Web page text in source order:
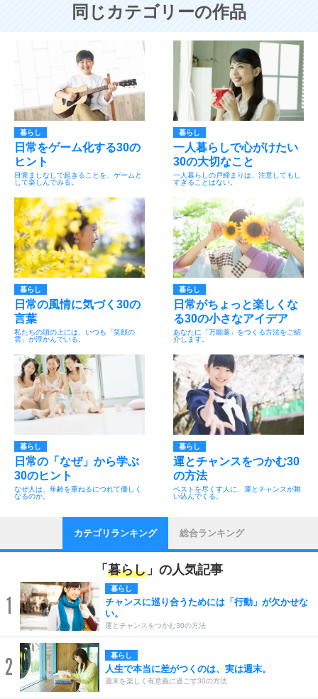
同じカテゴリーの作品
暮らし
日常をゲーム化する30の
ヒント
目覚ましなしで起きることを、ゲームと
して楽しんでみる。
暮らし
一人暮らしで心がけたい
30の大切なこと
一人暮らしの戸締まりは、注意してもし
すぎることはない。
暮らし
日常の風情に気づく30の
言葉
私たちの頭の上には、いつも「笑顔の
雲」が浮かんでいる。
暮らし
日常がちょっと楽しくな
る30の小さなアイデア
あなたに「万能薬」をつくる方法をご紹
介します。
暮らし
日常の「なぜ」から学ぶ
30のヒント
なぜ人は、年齢を重ねるにつれて優しく
なるのか。
暮らし
運とチャンスをつかむ30
の方法
ベストを尽くす人に、運とチャンスが舞
い込んでくる。
カテゴリランキング 総合ランキング
「 暮らし 」の人気記事
1
暮らし
チャンスに巡り合うためには「行動」が欠かせな
い。
運とチャンスをつかむ30の方法
2 暮らし
人生で本当に差がつくのは、実は週末。
週末を楽しく有意義に過ごす30の方法